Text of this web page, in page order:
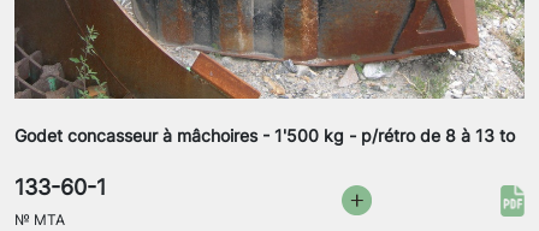
Godet concasseur à mâchoires - 1'500 kg - p/rétro de 8 à 13 to
133-60-1
№ MTA